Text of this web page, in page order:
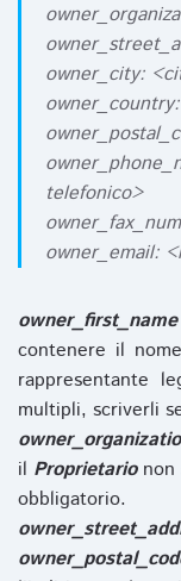
owner_city:
telefonico>
owner_email:
owner_first_name
contenere il
rappresentante
multipli, scriverli
il Proprietarionon
obbligatorio.